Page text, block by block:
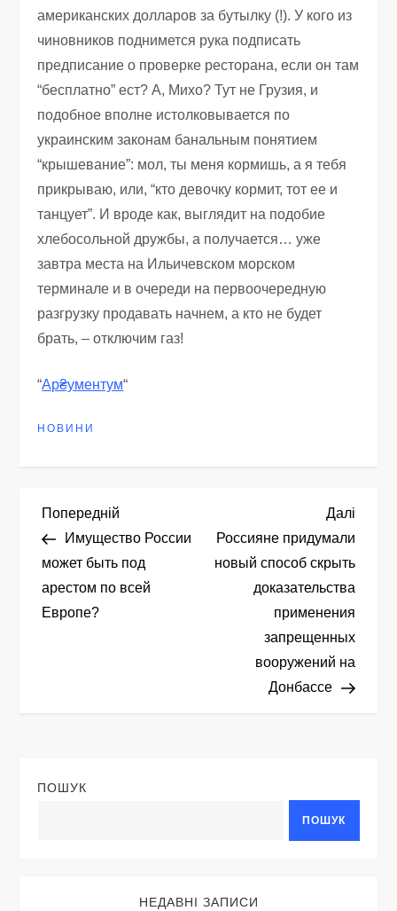
американских долларов за бутылку (!). У кого из
чиновников поднимется рука подписать
предписание о проверке ресторана, если он там
“бесплатно” ест? А, Михо? Тут не Грузия, и
подобное вполне истолковывается по
украинским законам банальным понятием
“крышевание”: мол, ты меня кормишь, а я тебя
прикрываю, или, “кто девочку кормит, тот ее и
танцует”. И вроде как, выглядит на подобие
хлебосольной дружбы, а получается… уже
завтра места на Ильичевском морском
терминале и в очереди на первоочередную
разгрузку продавать начнем, а кто не будет
брать, – отключим газ!
“Ар₴ументум“
НОВИНИ
Н
а
в
Попередній
запис
Попередній
Имущество России
может быть под
арестом по всей
Европе?
запис
Далі
Россияне придумали
новый способ скрыть
доказательства
применения
запрещенных
вооружений на
Донбассе
ПОШУК
ПОШУК
НЕДАВНІ ЗАПИСИ